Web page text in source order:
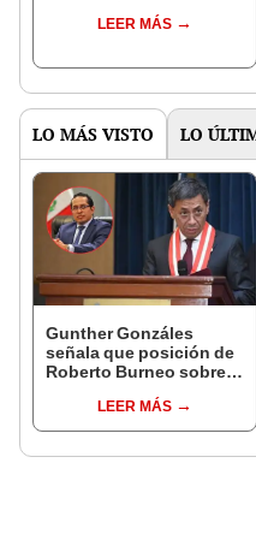
LEER MÁS
LO MÁS VISTO LO
Gunther Gonzáles
señala que posición de
Roberto Burneo sobre
Aliaga no representan al
JNE
LEER MÁS